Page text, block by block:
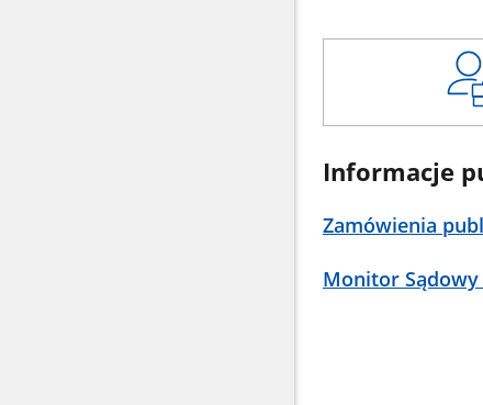
Informacje
Zamówienia
Monitor